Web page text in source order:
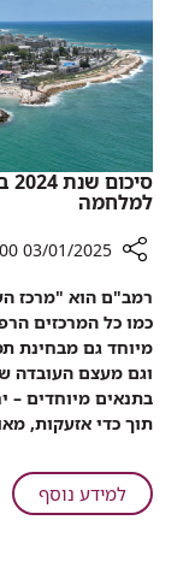
למלחמה
שיתוף
סיכום
שנת
2024
במרכז
הנתונים
שמעבר
03/01/2025 08:00
רמב"ם הוא "מרכז
מיוחד גם מבחינת
וגם מעצם העובדה
בתנאים מיוחדים –
תוך כדי אזעקות,
למידע נוסףעל
סיכום